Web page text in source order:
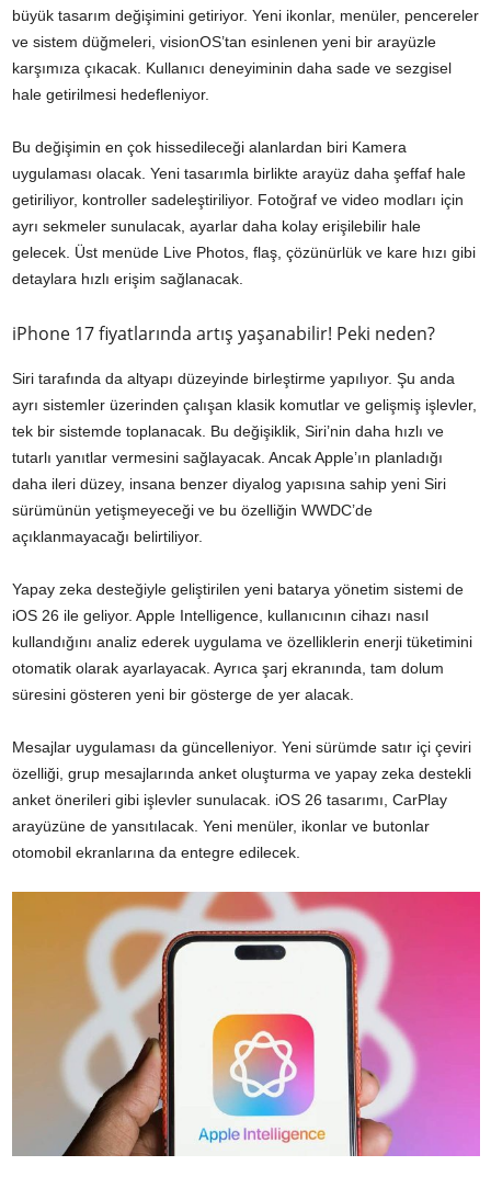
büyük tasarım değişimini getiriyor. Yeni ikonlar, menüler, pencereler
ve sistem düğmeleri, visionOS’tan esinlenen yeni bir arayüzle
karşımıza çıkacak. Kullanıcı deneyiminin daha sade ve sezgisel
hale getirilmesi hedefleniyor.
Bu değişimin en çok hissedileceği alanlardan biri Kamera
uygulaması olacak. Yeni tasarımla birlikte arayüz daha şeffaf hale
getiriliyor, kontroller sadeleştiriliyor. Fotoğraf ve video modları için
ayrı sekmeler sunulacak, ayarlar daha kolay erişilebilir hale
gelecek. Üst menüde Live Photos, flaş, çözünürlük ve kare hızı gibi
detaylara hızlı erişim sağlanacak.
iPhone 17 fiyatlarında artış yaşanabilir! Peki neden?
Siri tarafında da altyapı düzeyinde birleştirme yapılıyor. Şu anda
ayrı sistemler üzerinden çalışan klasik komutlar ve gelişmiş işlevler,
tek bir sistemde toplanacak. Bu değişiklik, Siri’nin daha hızlı ve
tutarlı yanıtlar vermesini sağlayacak. Ancak Apple’ın planladığı
daha ileri düzey, insana benzer diyalog yapısına sahip yeni Siri
sürümünün yetişmeyeceği ve bu özelliğin WWDC’de
açıklanmayacağı belirtiliyor.
Yapay zeka desteğiyle geliştirilen yeni batarya yönetim sistemi de
iOS 26 ile geliyor. Apple Intelligence, kullanıcının cihazı nasıl
kullandığını analiz ederek uygulama ve özelliklerin enerji tüketimini
otomatik olarak ayarlayacak. Ayrıca şarj ekranında, tam dolum
süresini gösteren yeni bir gösterge de yer alacak.
Mesajlar uygulaması da güncelleniyor. Yeni sürümde satır içi çeviri
özelliği, grup mesajlarında anket oluşturma ve yapay zeka destekli
anket önerileri gibi işlevler sunulacak. iOS 26 tasarımı, CarPlay
arayüzüne de yansıtılacak. Yeni menüler, ikonlar ve butonlar
otomobil ekranlarına da entegre edilecek.